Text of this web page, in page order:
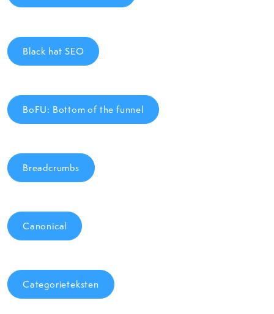
Black hat SEO
BoFU: Bottom of the funnel
Breadcrumbs
Canonical
Categorieteksten